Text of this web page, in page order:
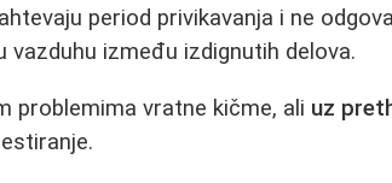
period privikavanja i ne
između izdignutih delova.
problemima vratne kičme, ali uz